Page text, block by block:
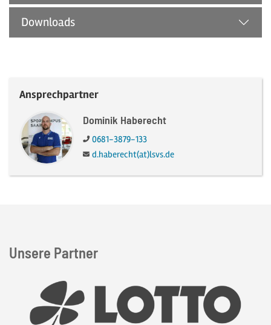
Downloads
Ansprechpartner
Dominik Haberecht
Telefon:
0681-3879-133
E-Mail:
d.haberecht(at)lsvs.de
Unsere Partner